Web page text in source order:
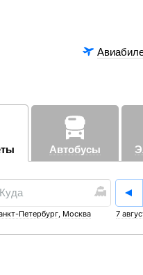
Автобусы
Петербург, Москва 7